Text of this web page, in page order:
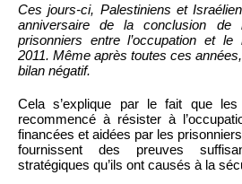
Ces jours-ci, Palestiniens et
anniversaire de la conclusion de
prisonniers entre l’occupation et
2011. Même après toutes ces
bilan négatif.
Cela s’explique par le fait que
recommencé à résister à
financées et aidées par les
fournissent des preuves
stratégiques qu’ils ont causés à la